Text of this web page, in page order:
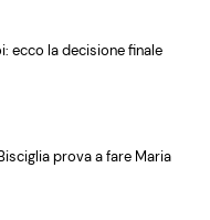
ecco la decisione finale
prova a fare Maria